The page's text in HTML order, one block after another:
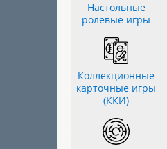
Настольные
ролевые игры
Коллекционные
карточные игры
(ККИ)